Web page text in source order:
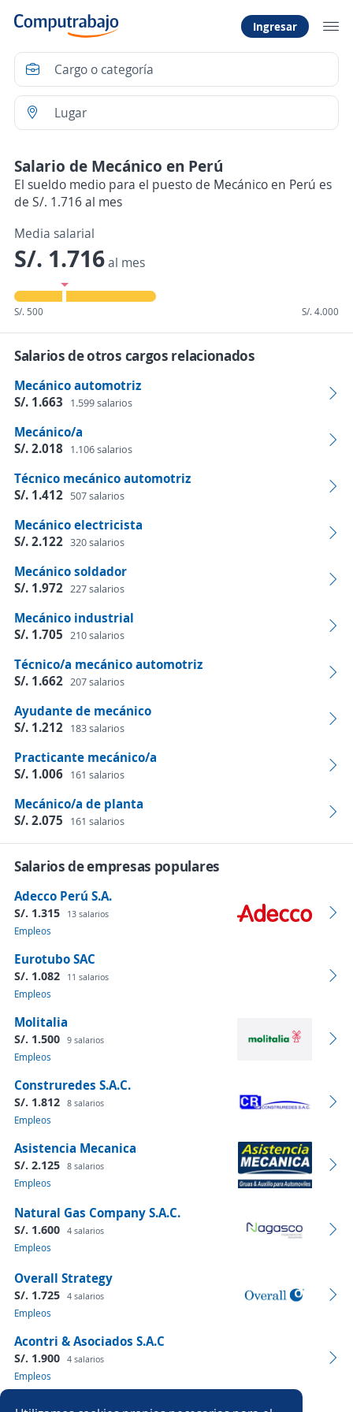
Ingresar
Salario de Mecánico en Perú
El sueldo medio para el puesto de Mecánico en Perú es
de S/. 1.716 al mes
Media salarial
S/. 1.716al mes
S/. 500 S/. 4.000
Salarios de otros cargos relacionados
Mecánico automotriz
S/. 1.663
1.599 salarios
Mecánico/a
S/. 2.018
1.106 salarios
Técnico mecánico automotriz
S/. 1.412 507 salarios
Mecánico electricista
S/. 2.122 320 salarios
Mecánico soldador
S/. 1.972 227 salarios
Mecánico industrial
S/. 1.705 210 salarios
Técnico/a mecánico automotriz
S/. 1.662 207 salarios
Ayudante de mecánico
S/. 1.212 183 salarios
Practicante mecánico/a
S/. 1.006 161 salarios
Mecánico/a de planta
S/. 2.075
161 salarios
Salarios de empresas populares
Adecco Perú S.A.
S/. 1.315 13 salarios
Empleos
Eurotubo SAC
S/. 1.082 11 salarios
Empleos
Molitalia
S/. 1.500 9 salarios
Empleos
Construredes S.A.C.
S/. 1.812 8 salarios
Empleos
Asistencia Mecanica
S/. 2.125 8 salarios
Empleos
Natural Gas Company S.A.C.
S/. 1.600 4 salarios
Empleos
Overall Strategy
S/. 1.725 4 salarios
Empleos
Acontri & Asociados S.A.C
S/. 1.900 4 salarios
Empleos
Ver más empresas